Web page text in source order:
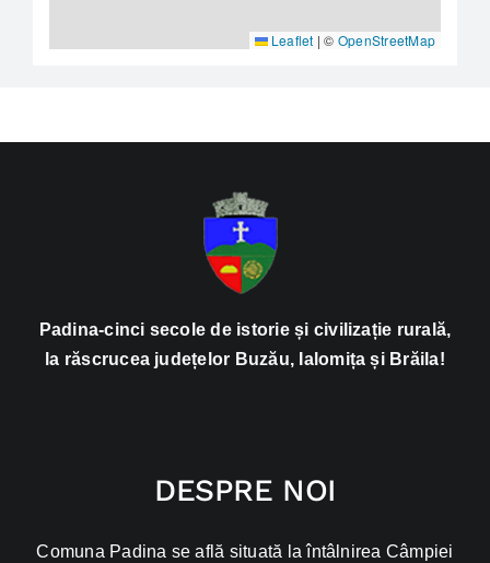
Leaflet | © OpenStreetMap
Padina-cinci secole de istorie și civilizație rurală,
la răscrucea județelor Buzău, Ialomița și Brăila!
DESPRE NOI
Comuna Padina se află situată la întâlnirea Câmpiei